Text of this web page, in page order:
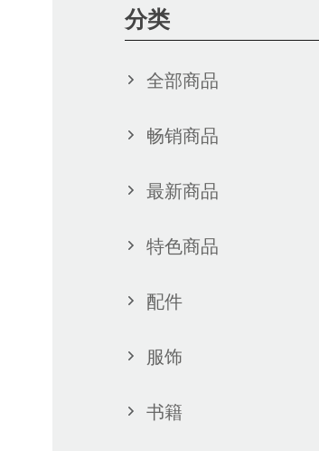
分类
全部商品
畅销商品
最新商品
特色商品
配件
服饰
书籍